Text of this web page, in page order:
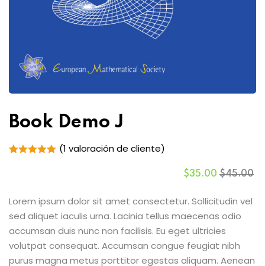
Book Demo J
valoración
de un
cliente
(1 valoración de cliente)
$45.00
$35.00
Lorem ipsum dolor sit amet consectetur. Sollicitudin vel
sed aliquet iaculis urna. Lacinia tellus maecenas odio
accumsan duis nunc non facilisis. Eu eget ultricies
volutpat consequat. Accumsan congue feugiat nibh
purus magna metus porttitor egestas aliquam. Aenean